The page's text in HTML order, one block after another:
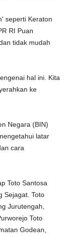
seperti Keraton
RI Puan
tidak mudah
hal ini. Kita
ke
Negara (BIN)
latar
cara
Toto Santosa
Sejagat. Toto
Jurutengah,
Toto
Godean,